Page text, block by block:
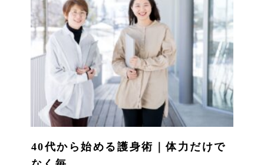
40代から始める護身術｜体力だけで